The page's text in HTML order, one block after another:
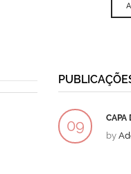
09 CAPA
by